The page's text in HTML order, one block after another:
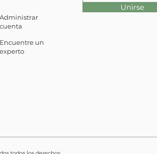
Administrar
cuenta
Encuentre un
experto
Unirse